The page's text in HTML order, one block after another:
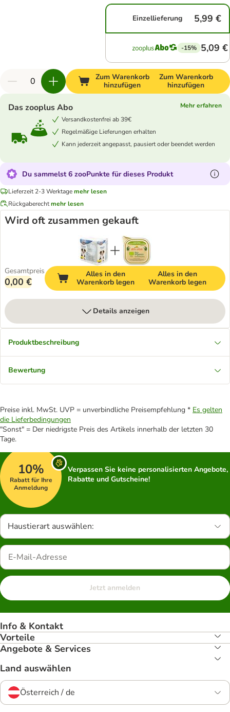
Einzellieferung 5,99 €
-15% 5,09 €
Zum Warenkorb
hinzufügen
Zum Warenkorb
hinzufügen
Das zooplus Abo
Mehr erfahren
Versandkostenfrei ab 39€
Regelmäßige Lieferungen erhalten
Kann jederzeit angepasst, pausiert oder beendet werden
Du sammelst 6 zooPunkte für dieses Produkt
Lieferzeit 2-3 Werktagemehr lesen
Rückgaberechtmehr lesen
Wird oft zusammen gekauft
Gesamtpreis
0,00 €
Alles in den
Warenkorb legen
Alles in den
Warenkorb legen
Details anzeigen
Produktbeschreibung
Bewertung
Preise inkl. MwSt. UVP = unverbindliche Preisempfehlung * Es gelten
die Lieferbedingungen
"Sonst" = Der niedrigste Preis des Artikels innerhalb der letzten 30
Tage.
10%
Rabatt für Ihre
Anmeldung
Verpassen Sie keine personalisierten Angebote,
Rabatte und Gutscheine!
Haustierart auswählen:
Jetzt anmelden
Info & Kontakt
Vorteile
Angebote & Services
Land auswählen
Österreich / de